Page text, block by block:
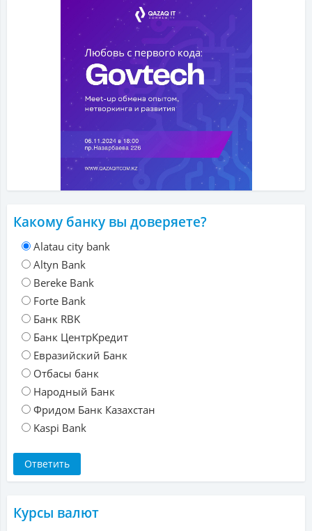
Какому банку вы доверяете?
Alatau city bank
Altyn Bank
Bereke Bank
Forte Bank
Банк RBK
Банк ЦентрКредит
Евразийский Банк
Отбасы банк
Народный Банк
Фридом Банк Казахстан
Kaspi Bank
Курсы валют